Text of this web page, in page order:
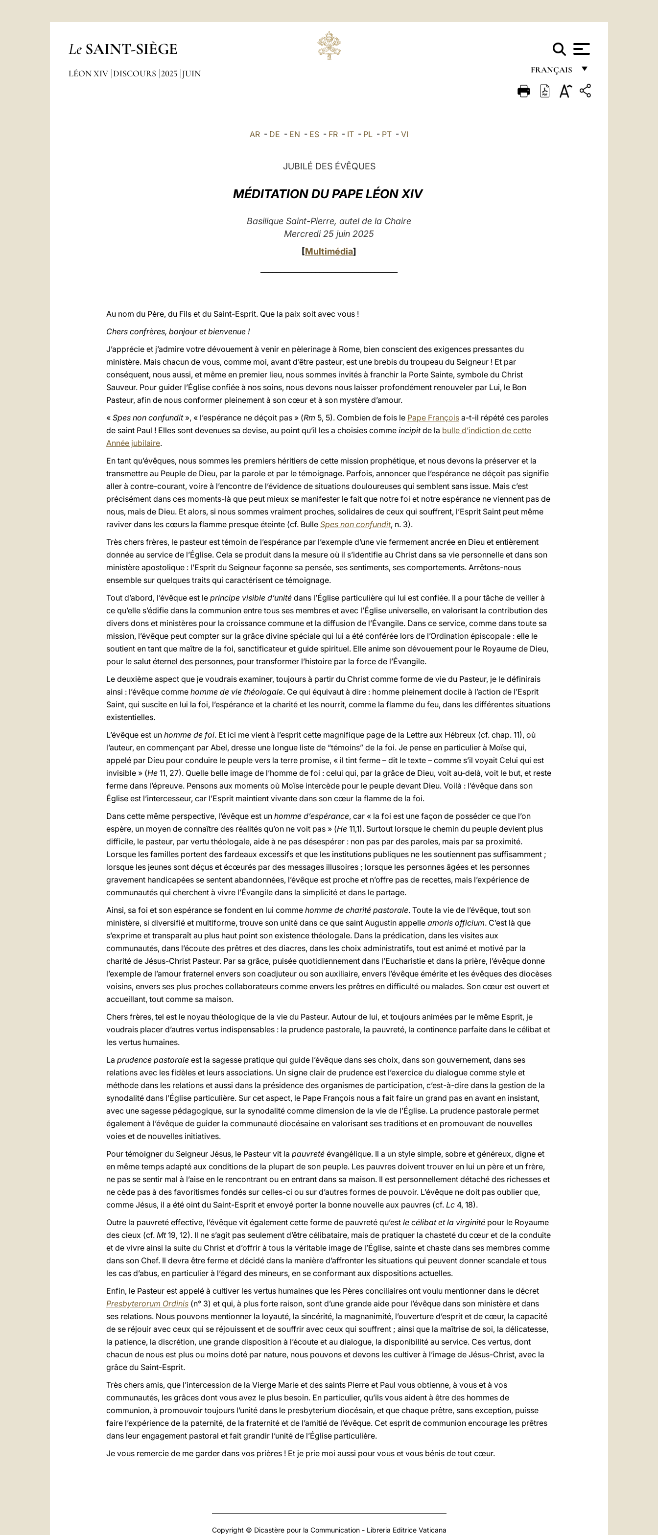
Le SAINT-SIÈGE
FRANÇAIS
FRANÇAIS
LÉON XIV DISCOURS 2025 JUIN
AR - DE - EN - ES - FR - IT - PL - PT - VI
JUBILÉ DES ÉVÊQUES
MÉDITATION DU PAPE LÉON XIV
Basilique Saint-Pierre, autel de la Chaire
Mercredi 25 juin 2025
[Multimédia]
Au nom du Père, du Fils et du Saint-Esprit. Que la paix soit avec vous !
Chers confrères, bonjour et bienvenue !
J’apprécie et j’admire votre dévouement à venir en pèlerinage à Rome, bien conscient des exigences pressantes du
ministère. Mais chacun de vous, comme moi, avant d’être pasteur, est une brebis du troupeau du Seigneur ! Et par
conséquent, nous aussi, et même en premier lieu, nous sommes invités à franchir la Porte Sainte, symbole du Christ
Sauveur. Pour guider l’Église confiée à nos soins, nous devons nous laisser profondément renouveler par Lui, le Bon
Pasteur, afin de nous conformer pleinement à son cœur et à son mystère d’amour.
« Spes non confundit», « l’espérance ne déçoit pas » (Rm 5, 5). Combien de fois le Pape François a-t-il répété ces paroles
de saint Paul ! Elles sont devenues sa devise, au point qu’il les a choisies comme incipitde la bulle d’indiction de cette
Année jubilaire.
En tant qu’évêques, nous sommes les premiers héritiers de cette mission prophétique, et nous devons la préserver et la
transmettre au Peuple de Dieu, par la parole et par le témoignage. Parfois, annoncer que l’espérance ne déçoit pas signifie
aller à contre-courant, voire à l’encontre de l’évidence de situations douloureuses qui semblent sans issue. Mais c’est
précisément dans ces moments-là que peut mieux se manifester le fait que notre foi et notre espérance ne viennent pas de
nous, mais de Dieu. Et alors, si nous sommes vraiment proches, solidaires de ceux qui souffrent, l’Esprit Saint peut même
raviver dans les cœurs la flamme presque éteinte (cf. Bulle Spes non confundit, n. 3).
Très chers frères, le pasteur est témoin de l’espérance par l’exemple d’une vie fermement ancrée en Dieu et entièrement
donnée au service de l’Église. Cela se produit dans la mesure où il s’identifie au Christ dans sa vie personnelle et dans son
ministère apostolique : l’Esprit du Seigneur façonne sa pensée, ses sentiments, ses comportements. Arrêtons-nous
ensemble sur quelques traits qui caractérisent ce témoignage.
Tout d’abord, l’évêque est le principe visible d’unité dans l’Église particulière qui lui est confiée. Il a pour tâche de veiller à
ce qu’elle s’édifie dans la communion entre tous ses membres et avec l’Église universelle, en valorisant la contribution des
divers dons et ministères pour la croissance commune et la diffusion de l’Évangile. Dans ce service, comme dans toute sa
mission, l’évêque peut compter sur la grâce divine spéciale qui lui a été conférée lors de l’Ordination épiscopale : elle le
soutient en tant que maître de la foi, sanctificateur et guide spirituel. Elle anime son dévouement pour le Royaume de Dieu,
pour le salut éternel des personnes, pour transformer l’histoire par la force de l’Évangile.
Le deuxième aspect que je voudrais examiner, toujours à partir du Christ comme forme de vie du Pasteur, je le définirais
ainsi : l’évêque comme homme de vie théologale. Ce qui équivaut à dire : homme pleinement docile à l’action de l’Esprit
Saint, qui suscite en lui la foi, l’espérance et la charité et les nourrit, comme la flamme du feu, dans les différentes situations
existentielles.
L’évêque est un homme de foi. Et ici me vient à l’esprit cette magnifique page de la Lettre aux Hébreux (cf. chap. 11), où
l’auteur, en commençant par Abel, dresse une longue liste de “témoins” de la foi. Je pense en particulier à Moïse qui,
appelé par Dieu pour conduire le peuple vers la terre promise, « il tint ferme – dit le texte – comme s’il voyait Celui qui est
invisible » (He 11, 27). Quelle belle image de l’homme de foi : celui qui, par la grâce de Dieu, voit au-delà, voit le but, et reste
ferme dans l’épreuve. Pensons aux moments où Moïse intercède pour le peuple devant Dieu. Voilà : l’évêque dans son
Église est l’intercesseur, car l’Esprit maintient vivante dans son cœur la flamme de la foi.
Dans cette même perspective, l’évêque est un homme d’espérance, car « la foi est une façon de posséder ce que l’on
espère, un moyen de connaître des réalités qu’on ne voit pas » (He 11,1). Surtout lorsque le chemin du peuple devient plus
difficile, le pasteur, par vertu théologale, aide à ne pas désespérer : non pas par des paroles, mais par sa proximité.
Lorsque les familles portent des fardeaux excessifs et que les institutions publiques ne les soutiennent pas suffisamment ;
lorsque les jeunes sont déçus et écœurés par des messages illusoires ; lorsque les personnes âgées et les personnes
gravement handicapées se sentent abandonnées, l’évêque est proche et n’offre pas de recettes, mais l’expérience de
communautés qui cherchent à vivre l’Évangile dans la simplicité et dans le partage.
Ainsi, sa foi et son espérance se fondent en lui comme homme de charité pastorale. Toute la vie de l’évêque, tout son
ministère, si diversifié et multiforme, trouve son unité dans ce que saint Augustin appelle amoris officium. C’est là que
s’exprime et transparaît au plus haut point son existence théologale. Dans la prédication, dans les visites aux
communautés, dans l’écoute des prêtres et des diacres, dans les choix administratifs, tout est animé et motivé par la
charité de Jésus-Christ Pasteur. Par sa grâce, puisée quotidiennement dans l’Eucharistie et dans la prière, l’évêque donne
l’exemple de l’amour fraternel envers son coadjuteur ou son auxiliaire, envers l’évêque émérite et les évêques des diocèses
voisins, envers ses plus proches collaborateurs comme envers les prêtres en difficulté ou malades. Son cœur est ouvert et
accueillant, tout comme sa maison.
Chers frères, tel est le noyau théologique de la vie du Pasteur. Autour de lui, et toujours animées par le même Esprit, je
voudrais placer d’autres vertus indispensables : la prudence pastorale, la pauvreté, la continence parfaite dans le célibat et
les vertus humaines.
La prudence pastorale est la sagesse pratique qui guide l’évêque dans ses choix, dans son gouvernement, dans ses
relations avec les fidèles et leurs associations. Un signe clair de prudence est l’exercice du dialogue comme style et
méthode dans les relations et aussi dans la présidence des organismes de participation, c’est-à-dire dans la gestion de la
synodalité dans l’Église particulière. Sur cet aspect, le Pape François nous a fait faire un grand pas en avant en insistant,
avec une sagesse pédagogique, sur la synodalité comme dimension de la vie de l’Église. La prudence pastorale permet
également à l’évêque de guider la communauté diocésaine en valorisant ses traditions et en promouvant de nouvelles
voies et de nouvelles initiatives.
Pour témoigner du Seigneur Jésus, le Pasteur vit la pauvreté évangélique. Il a un style simple, sobre et généreux, digne et
en même temps adapté aux conditions de la plupart de son peuple. Les pauvres doivent trouver en lui un père et un frère,
ne pas se sentir mal à l’aise en le rencontrant ou en entrant dans sa maison. Il est personnellement détaché des richesses et
ne cède pas à des favoritismes fondés sur celles-ci ou sur d’autres formes de pouvoir. L’évêque ne doit pas oublier que,
comme Jésus, il a été oint du Saint-Esprit et envoyé porter la bonne nouvelle aux pauvres (cf. Lc 4, 18).
Outre la pauvreté effective, l’évêque vit également cette forme de pauvreté qu’est le célibat et la virginité pour le Royaume
des cieux (cf. Mt19, 12). Il ne s’agit pas seulement d’être célibataire, mais de pratiquer la chasteté du cœur et de la conduite
et de vivre ainsi la suite du Christ et d’offrir à tous la véritable image de l’Église, sainte et chaste dans ses membres comme
dans son Chef. Il devra être ferme et décidé dans la manière d’affronter les situations qui peuvent donner scandale et tous
les cas d’abus, en particulier à l’égard des mineurs, en se conformant aux dispositions actuelles.
Enfin, le Pasteur est appelé à cultiver les vertus humaines que les Pères conciliaires ont voulu mentionner dans le décret
Presbyterorum Ordinis (n° 3) et qui, à plus forte raison, sont d’une grande aide pour l’évêque dans son ministère et dans
ses relations. Nous pouvons mentionner la loyauté, la sincérité, la magnanimité, l’ouverture d’esprit et de cœur, la capacité
de se réjouir avec ceux qui se réjouissent et de souffrir avec ceux qui souffrent ; ainsi que la maîtrise de soi, la délicatesse,
la patience, la discrétion, une grande disposition à l’écoute et au dialogue, la disponibilité au service. Ces vertus, dont
chacun de nous est plus ou moins doté par nature, nous pouvons et devons les cultiver à l’image de Jésus-Christ, avec la
grâce du Saint-Esprit.
Très chers amis, que l’intercession de la Vierge Marie et des saints Pierre et Paul vous obtienne, à vous et à vos
communautés, les grâces dont vous avez le plus besoin. En particulier, qu’ils vous aident à être des hommes de
communion, à promouvoir toujours l’unité dans le presbyterium diocésain, et que chaque prêtre, sans exception, puisse
faire l’expérience de la paternité, de la fraternité et de l’amitié de l’évêque. Cet esprit de communion encourage les prêtres
dans leur engagement pastoral et fait grandir l’unité de l’Église particulière.
Je vous remercie de me garder dans vos prières ! Et je prie moi aussi pour vous et vous bénis de tout cœur.
Copyright © Dicastère pour la Communication - Libreria Editrice Vaticana